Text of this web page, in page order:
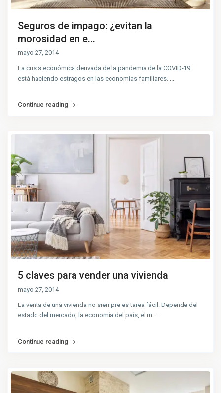
Seguros de impago: ¿evitan la
morosidad en e...
mayo 27, 2014
La crisis económica derivada de la pandemia de la COVID-19
está haciendo estragos en las economías familiares.
Continue reading
5 claves para vender una vivienda
mayo 27, 2014
La venta de una vivienda no siempre es tarea fácil. Depende del
estado del mercado, la economía del país, el m ...
Continue reading